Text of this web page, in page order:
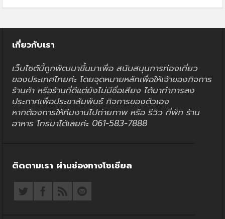
เกี่ยวกับเรา
เว็บไซต์นี้ถูกพัฒนาขึ้นมาเพื่อ สนับสนุนการท่องเที่ยว
ของประเทศไทยค่ะ โดยจุดหมายหลักเพื่อให้เจ้าของกิจการ
ร้านค้า หรือร้านที่ดีแต่ยังไม่มีชื่อเสียง ได้มาทำการลง
ประกาศเพื่อประชาสัมพันธ์ กิจการของตัวเอง
หากต้องการให้ทีมงานไปถ่ายภาพ หรือ รีวิว ที่พัก ร้าน
อาหาร โทรมาได้เลยค่ะ 061-583-7888
ติดตามเรา ผ่านช่องทางโซเชียล